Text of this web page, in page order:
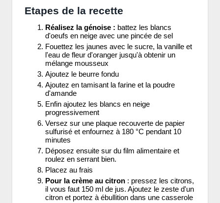
Etapes de la recette
Réalisez la génoise : battez les blancs
d'oeufs en neige avec une pincée de sel
Fouettez les jaunes avec le sucre, la vanille et
l'eau de fleur d'oranger jusqu'à obtenir un
mélange mousseux
Ajoutez le beurre fondu
Ajoutez en tamisant la farine et la poudre
d'amande
Enfin ajoutez les blancs en neige
progressivement
Versez sur une plaque recouverte de papier
sulfurisé et enfournez à 180 °C pendant 10
minutes
Déposez ensuite sur du film alimentaire et
roulez en serrant bien.
Placez au frais
Pour la crème au citron : pressez les citrons,
il vous faut 150 ml de jus. Ajoutez le zeste d'un
citron et portez à ébullition dans une casserole